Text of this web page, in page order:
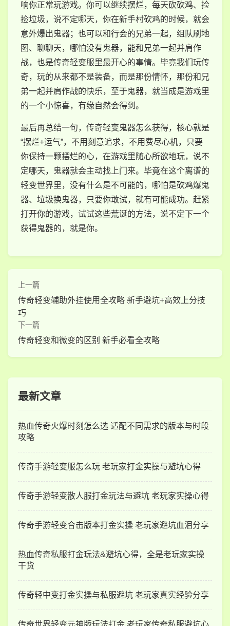
响你正常玩游戏。你可以继续摆烂，每天砍砍鸡、捡
捡垃圾，说不定哪天，你在新手村砍鸡的时候，就会
意外爆出鬼器；也可以和行会的兄弟一起，组队刷地
图、聊聊天，哪怕没有鬼器，能和兄弟一起并肩作
战，也是传奇轻变服里最开心的事情。毕竟我们玩传
奇，玩的从来都不是装备，而是那份情怀，那份和兄
弟一起并肩作战的快乐，至于鬼器，就当成是游戏里
的一个小惊喜，有缘自然会得到。
最后再总结一句，传奇轻变鬼器怎么获得，核心就是
“摆烂+运气”，不用刻意追求，不用费尽心机，只要
你保持一颗摆烂的心，在游戏里随心所欲地玩，说不
定哪天，鬼器就会主动找上门来。毕竟在这个离谱的
轻变世界里，没有什么是不可能的，哪怕是砍鸡爆鬼
器、垃圾换鬼器，只要你敢试，就有可能成功。赶紧
打开你的游戏，试试这些荒诞的方法，说不定下一个
获得鬼器的，就是你。
上一篇
传奇轻变辅助外挂使用全攻略 新手避坑+高效上分技
巧
下一篇
传奇轻变和微变的区别 新手必看全攻略
最新文章
热血传奇火爆时刻怎么选 适配不同需求的版本与时段
攻略
传奇手游轻变服怎么玩 老玩家打金实操与避坑心得
传奇手游轻变散人服打金玩法与避坑 老玩家实操心得
传奇手游轻变合击版本打金实操 老玩家避坑血泪分享
热血传奇私服打金玩法&避坑心得，全是老玩家实操
干货
传奇轻中变打金实操与私服避坑 老玩家真实经验分享